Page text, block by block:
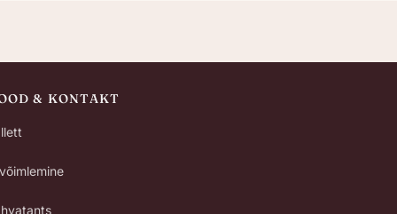
& KONTAKT